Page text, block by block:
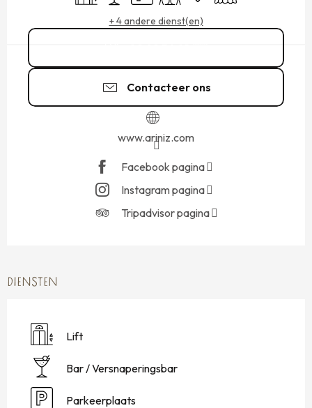
+ 4 andere dienst(en)
Contacteer ons
www.ariniz.com
Facebook pagina
Instagram pagina
Tripadvisor pagina
DIENSTEN
Lift
Bar / Versnaperingsbar
Parkeerplaats